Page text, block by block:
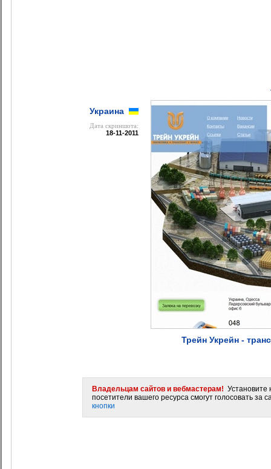
Украина
Дата cкриншота:
18-11-2011
Трейн Укрейн -
Владельцам сайтов и вебмастерам! Установите
посетители вашего ресурса смогут голосовать за
кнопки